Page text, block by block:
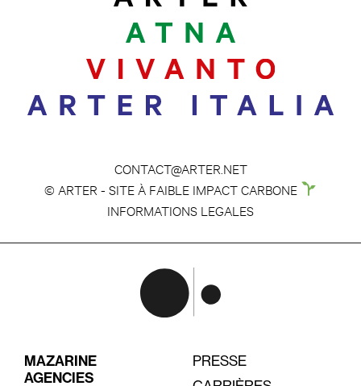
CONTACT@ARTER.NET
© ARTER - SITE À FAIBLE IMPACT CARBONE
INFORMATIONS LEGALES
MAZARINE
AGENCIES
PRESSE